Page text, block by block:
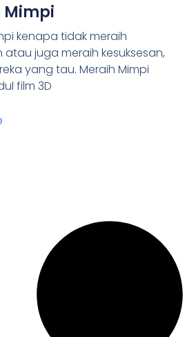
Mimpi
kenapa tidak meraih
juga meraih kesuksesan,
yang tau. Meraih Mimpi
film 3D